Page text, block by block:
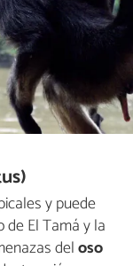
y puede
de El Tamá y la
deloso